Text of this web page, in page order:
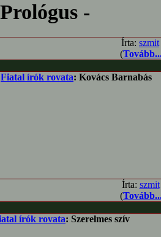
-
Írta: szmit
(
Fiatal írók rovata: Kovács Barnabás
Írta: szmit
(
írók rovata: Szerelmes szív